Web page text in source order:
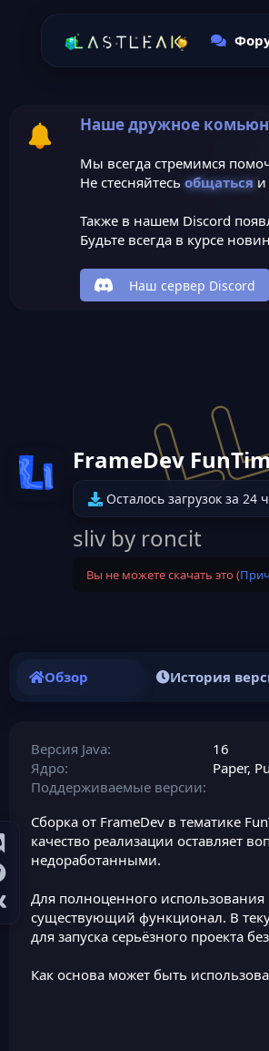
Наше дружное
Мы всегда стремимся
Не стесняйтесь общатьсяи
Также в нашем Discord
Будьте всегда в курсе
Наш сервер Discord
Иконка
FrameDev
Осталось загрузок за 24
sliv by roncit
Вы не можете скачать это (
Обзор История
Версия Java
16
Ядро
Paper
Поддерживаемые версии
Сборка от FrameDev в тематике
качество реализации оставляет
недоработанными.
Для полноценного
существующий функционал. В
для запуска серьёзного проекта
Как основа может быть